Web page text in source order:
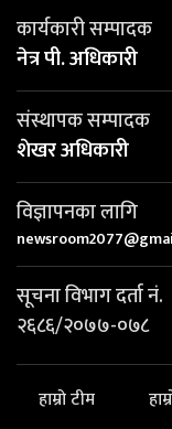
कार्यकारी सम्पादक
नेत्र पी. अधिकारी
संस्थापक सम्पादक
शेखर अधिकारी
विज्ञापनका लागि
सूचना विभाग दर्ता नं.
२६८६/२०७७-०७८
हाम्रो टीम